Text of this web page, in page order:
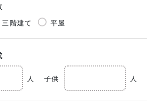
三階建て 平屋
人 子供 人